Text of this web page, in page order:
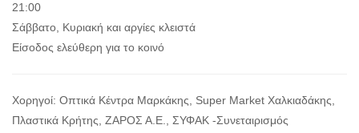
21:00
Σάββατο, Κυριακή και αργίες κλειστά
Είσοδος ελεύθερη για το κοινό
Χορηγοί: Οπτικά Κέντρα Μαρκάκης, Super Market Χαλκιαδάκης,
Πλαστικά Κρήτης, ΖΑΡΟΣ Α.Ε., ΣΥΦΑΚ -Συνεταιρισμός